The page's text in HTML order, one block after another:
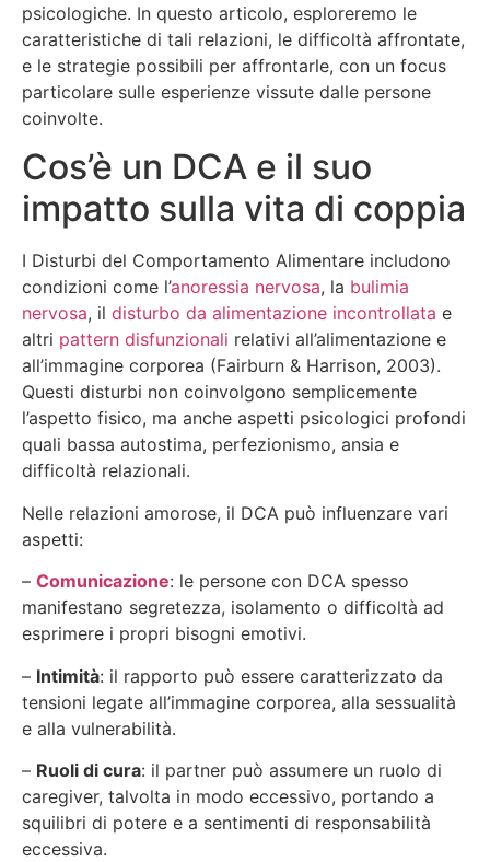
psicologiche. In questo articolo, esploreremo le
caratteristiche di tali relazioni, le difficoltà affrontate,
e le strategie possibili per affrontarle, con un focus
particolare sulle esperienze vissute dalle persone
coinvolte.
Cos’è un DCA e il suo
impatto sulla vita di coppia
I Disturbi del Comportamento Alimentare includono
condizioni come l’anoressia nervosa, la bulimia
nervosa, il disturbo da alimentazione incontrollata e
altri pattern disfunzionali relativi all’alimentazione e
all’immagine corporea (Fairburn & Harrison, 2003).
Questi disturbi non coinvolgono semplicemente
l’aspetto fisico, ma anche aspetti psicologici profondi
quali bassa autostima, perfezionismo, ansia e
difficoltà relazionali.
Nelle relazioni amorose, il DCA può influenzare vari
aspetti:
– Comunicazione: le persone con DCA spesso
manifestano segretezza, isolamento o difficoltà ad
esprimere i propri bisogni emotivi.
– Intimità: il rapporto può essere caratterizzato da
tensioni legate all’immagine corporea, alla sessualità
e alla vulnerabilità.
– Ruoli di cura: il partner può assumere un ruolo di
caregiver, talvolta in modo eccessivo, portando a
squilibri di potere e a sentimenti di responsabilità
eccessiva.